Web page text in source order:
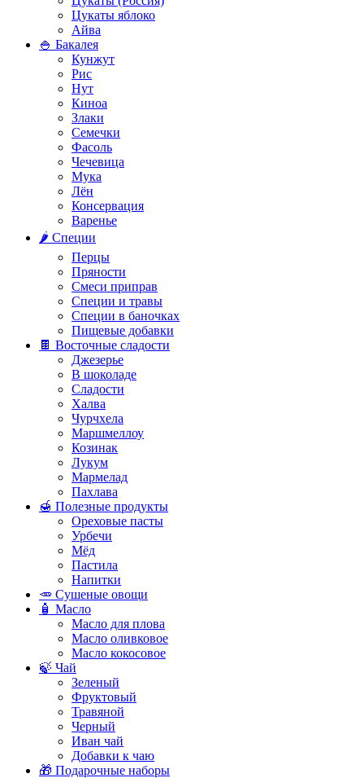
Цукаты яблоко
Айва
🍚 Бакалея
Кунжут
Рис
Нут
Киноа
Злаки
Семечки
Фасоль
Чечевица
Мука
Лён
Консервация
Варенье
🌶️ Специи
Перцы
Пряности
Смеси приправ
Специи и травы
Специи в баночках
Пищевые добавки
🍫 Восточные сладости
Джезерье
В шоколаде
Сладости
Халва
Чурчхела
Маршмеллоу
Козинак
Лукум
Мармелад
Пахлава
🍯 Полезные продукты
Ореховые пасты
Урбечи
Мёд
Пастила
Напитки
🥕 Сушеные овощи
🧴 Масло
Масло для плова
Масло оливковое
Масло кокосовое
🍃 Чай
Зеленый
Фруктовый
Травяной
Черный
Иван чай
Добавки к чаю
🎁 Подарочные наборы